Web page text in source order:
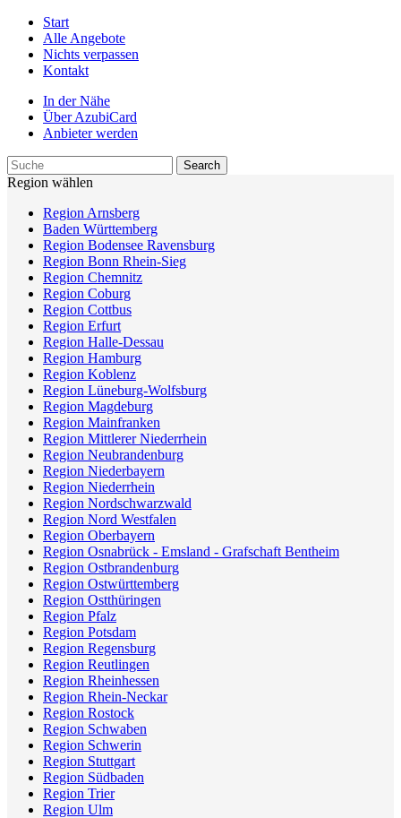
Start
Alle Angebote
Nichts verpassen
Kontakt
In der Nähe
Über AzubiCard
Anbieter werden
Region wählen
Region Arnsberg
Baden Württemberg
Region Bodensee Ravensburg
Region Bonn Rhein-Sieg
Region Chemnitz
Region Coburg
Region Cottbus
Region Erfurt
Region Halle-Dessau
Region Hamburg
Region Koblenz
Region Lüneburg-Wolfsburg
Region Magdeburg
Region Mainfranken
Region Mittlerer Niederrhein
Region Neubrandenburg
Region Niederbayern
Region Niederrhein
Region Nordschwarzwald
Region Nord Westfalen
Region Oberbayern
Region Osnabrück - Emsland - Grafschaft Bentheim
Region Ostbrandenburg
Region Ostwürttemberg
Region Ostthüringen
Region Pfalz
Region Potsdam
Region Regensburg
Region Reutlingen
Region Rheinhessen
Region Rhein-Neckar
Region Rostock
Region Schwaben
Region Schwerin
Region Stuttgart
Region Südbaden
Region Trier
Region Ulm